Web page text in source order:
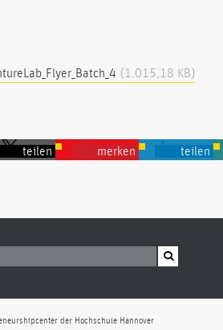
(1.015,18 KB)
teilen merken teilen
der Hochschule Hannover